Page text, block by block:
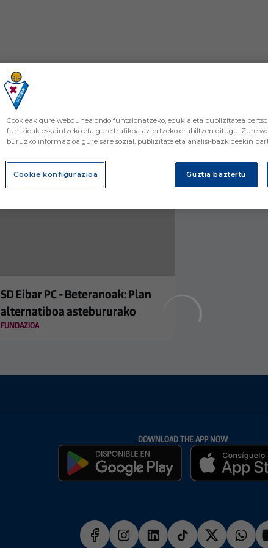
SD Eibar PC - Beteranoak: Plan
alternatiboa astebururako
FUNDAZIOA
DOWNLOAD THE APP NOW
Cookieak gure webgunea ondo funtzionatzeko, edukia eta publizitatea
funtzioak eskaintzeko eta gure trafikoa aztertzeko erabiltzen ditugu. Zure
buruzko informazioa gure sare sozial, publizitate eta analisi-bazkideekin
Cookie konfigurazioa Guztia baztertu